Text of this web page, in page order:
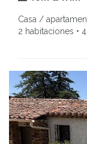
Casa /
2 habitaciones •